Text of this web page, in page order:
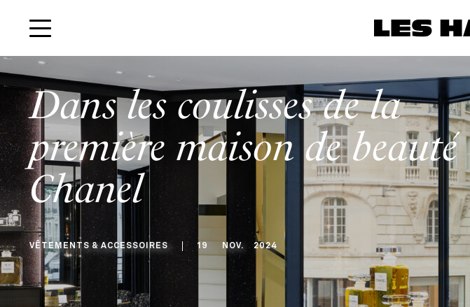
Dans les coulisses de la
première maison de beauté
Chanel
VÊTEMENTS & ACCESSOIRES 19 NOV. 2024